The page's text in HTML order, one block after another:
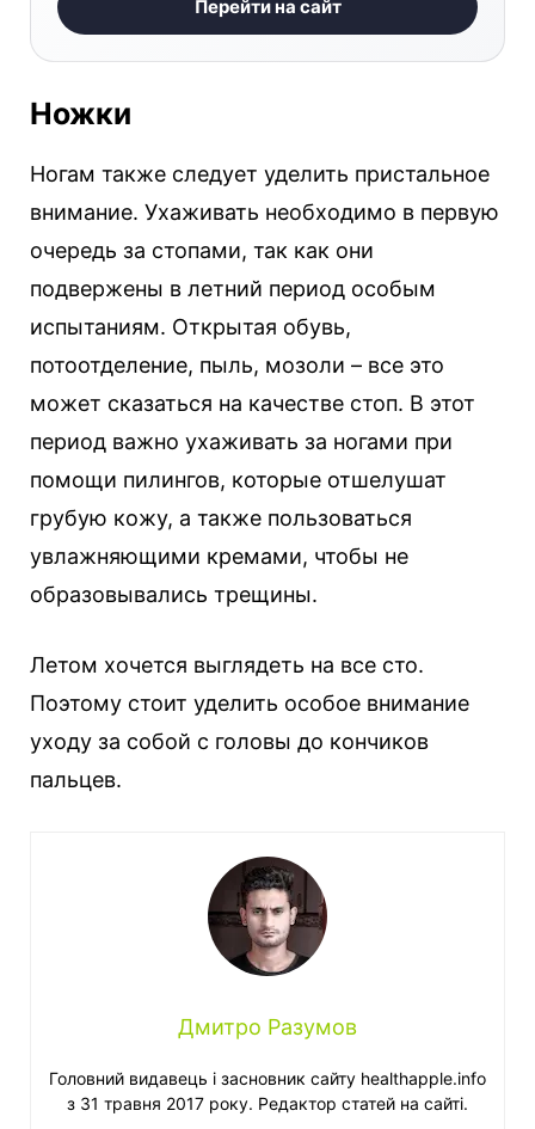
Перейти на сайт
Ножки
Ногам также следует уделить пристальное
внимание. Ухаживать необходимо в первую
очередь за стопами, так как они
подвержены в летний период особым
испытаниям. Открытая обувь,
потоотделение, пыль, мозоли – все это
может сказаться на качестве стоп. В этот
период важно ухаживать за ногами при
помощи пилингов, которые отшелушат
грубую кожу, а также пользоваться
увлажняющими кремами, чтобы не
образовывались трещины.
Летом хочется выглядеть на все сто.
Поэтому стоит уделить особое внимание
уходу за собой с головы до кончиков
пальцев.
Дмитро Разумов
Головний видавець і засновник сайту healthapple.info
з 31 травня 2017 року. Редактор статей на сайті.